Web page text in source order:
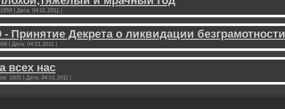
1858 | Дата: 04.01.2011 |
- Принятие Декрета о ликвидации безграмотности
| Дата: 04.01.2011 |
всех нас
1605 | Дата: 04.01.2011 |